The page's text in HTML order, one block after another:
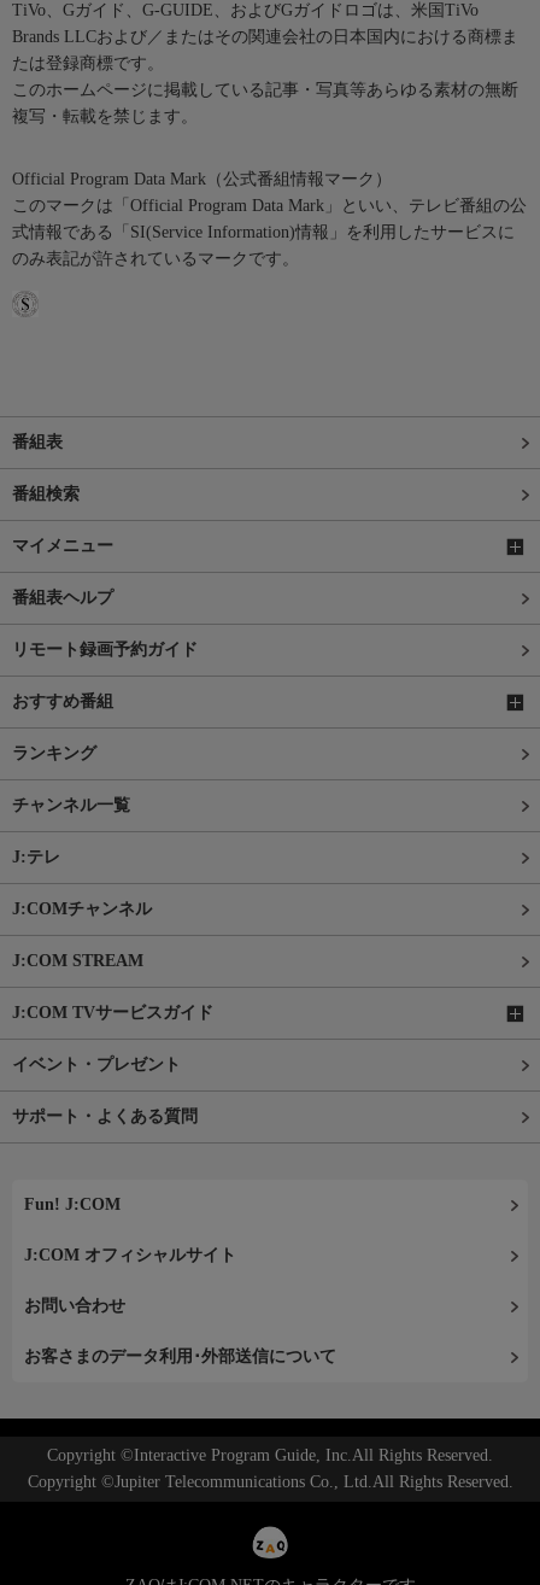
TiVo、Gガイド、G-GUIDE、およびGガイドロゴは、米国TiVo
Brands LLCおよび／またはその関連会社の日本国内における商標ま
たは登録商標です。
このホームページに掲載している記事・写真等あらゆる素材の無断
複写・転載を禁じます。
Official Program Data Mark（公式番組情報マーク）
このマークは「Official Program Data Mark」といい、テレビ番組の公
式情報である「SI(Service Information)情報」を利用したサービスに
のみ表記が許されているマークです。
番組表
番組検索
マイメニュー
番組表ヘルプ
リモート録画予約ガイド
おすすめ番組
ランキング
チャンネル一覧
J:テレ
J:COMチャンネル
J:COM STREAM
J:COM TVサービスガイド
イベント・プレゼント
サポート・よくある質問
Fun! J:COM
J:COM オフィシャルサイト
お問い合わせ
お客さまのデータ利用･外部送信について
Copyright ©Interactive Program Guide, Inc.All Rights Reserved.
Copyright ©Jupiter Telecommunications Co., Ltd.All Rights Reserved.